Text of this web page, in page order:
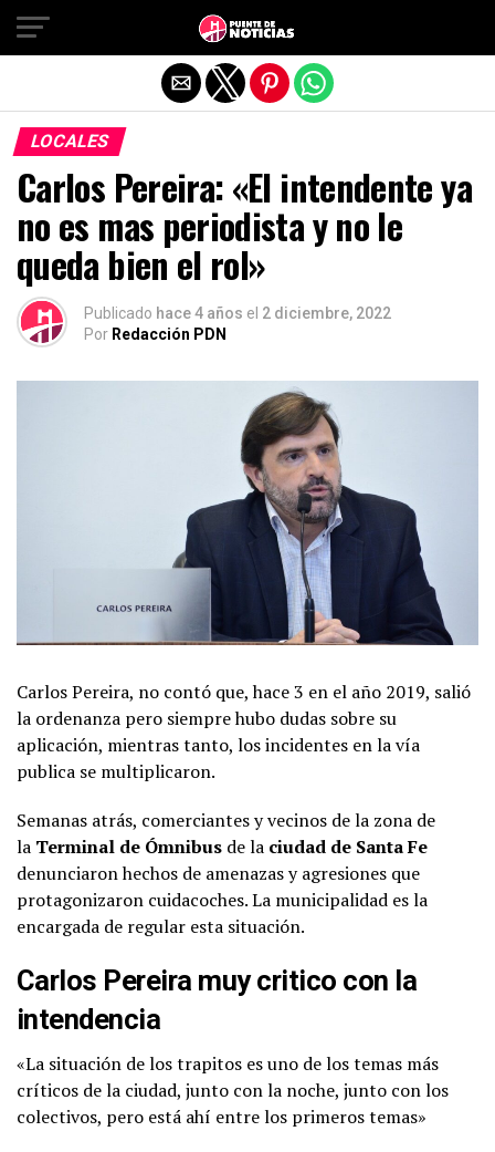
LOCALES
Carlos Pereira: «El intendente ya
no es mas periodista y no le
queda bien el rol»
Publicado hace 4 años el 2 diciembre, 2022
Por Redacción PDN
Carlos Pereira, no contó que, hace 3 en el año 2019, salió
la ordenanza pero siempre hubo dudas sobre su
aplicación, mientras tanto, los incidentes en la vía
publica se multiplicaron.
Semanas atrás, comerciantes y vecinos de la zona de
la Terminal de Ómnibus de la ciudad de Santa Fe
denunciaron hechos de amenazas y agresiones que
protagonizaron cuidacoches. La municipalidad es la
encargada de regular esta situación.
Carlos Pereira muy critico con la
intendencia
«La situación de los trapitos es uno de los temas más
críticos de la ciudad, junto con la noche, junto con los
colectivos, pero está ahí entre los primeros temas»
Salir de la versión móvil